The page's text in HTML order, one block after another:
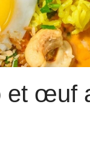
et œuf